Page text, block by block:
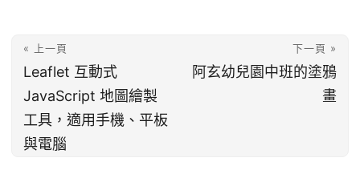
« 上一頁
Leaflet 互動式
JavaScript 地圖繪製
工具，適用手機、平板
與電腦
下一頁 »
阿玄幼兒園中班的塗鴉
畫